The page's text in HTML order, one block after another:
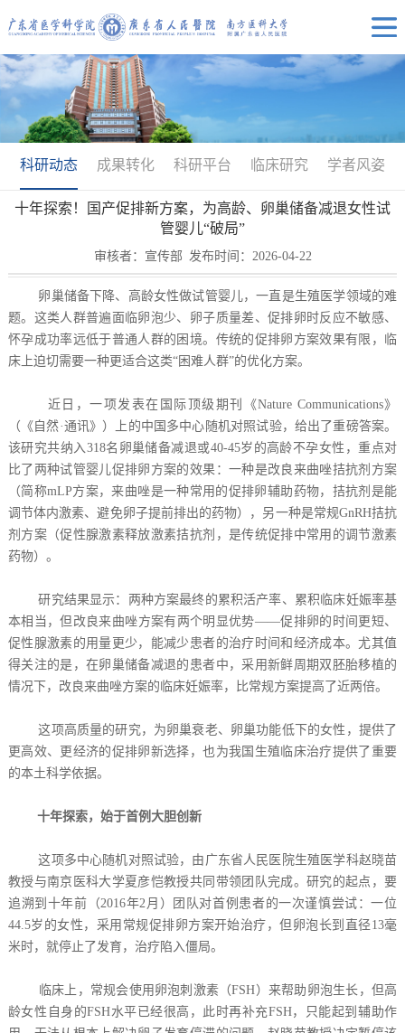
科研动态 成果转化 科研平台 临床研究 学者风姿
十年探索！国产促排新方案，为高龄、卵巢储备减退女性试
管婴儿“破局”
审核者：宣传部 发布时间：2026-04-22
卵巢储备下降、高龄女性做试管婴儿，一直是生殖医学领域的难
题。这类人群普遍面临卵泡少、卵子质量差、促排卵时反应不敏感、
怀孕成功率远低于普通人群的困境。传统的促排卵方案效果有限，临
床上迫切需要一种更适合这类“困难人群”的优化方案。
近日，一项发表在国际顶级期刊《Nature Communications》
（《自然·通讯》）上的中国多中心随机对照试验，给出了重磅答案。
该研究共纳入318名卵巢储备减退或40-45岁的高龄不孕女性，重点对
比了两种试管婴儿促排卵方案的效果：一种是改良来曲唑拮抗剂方案
（简称mLP方案，来曲唑是一种常用的促排卵辅助药物，拮抗剂是能
调节体内激素、避免卵子提前排出的药物），另一种是常规GnRH拮抗
剂方案（促性腺激素释放激素拮抗剂，是传统促排中常用的调节激素
药物）。
研究结果显示：两种方案最终的累积活产率、累积临床妊娠率基
本相当，但改良来曲唑方案有两个明显优势——促排卵的时间更短、
促性腺激素的用量更少，能减少患者的治疗时间和经济成本。尤其值
得关注的是，在卵巢储备减退的患者中，采用新鲜周期双胚胎移植的
情况下，改良来曲唑方案的临床妊娠率，比常规方案提高了近两倍。
这项高质量的研究，为卵巢衰老、卵巢功能低下的女性，提供了
更高效、更经济的促排卵新选择，也为我国生殖临床治疗提供了重要
的本土科学依据。
十年探索，始于首例大胆创新
这项多中心随机对照试验，由广东省人民医院生殖医学科赵晓苗
教授与南京医科大学夏彦恺教授共同带领团队完成。研究的起点，要
追溯到十年前（2016年2月）团队对首例患者的一次谨慎尝试：一位
44.5岁的女性，采用常规促排卵方案开始治疗，但卵泡长到直径13毫
米时，就停止了发育，治疗陷入僵局。
临床上，常规会使用卵泡刺激素（FSH）来帮助卵泡生长，但高
龄女性自身的FSH水平已经很高，此时再补充FSH，只能起到辅助作